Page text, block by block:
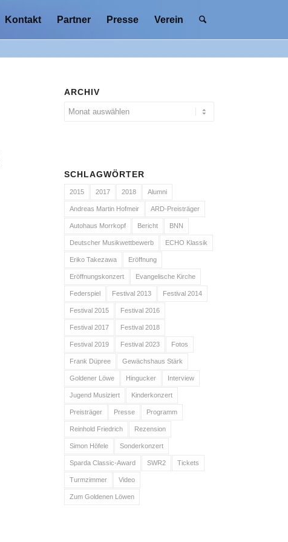
Kontakt Partner Presse Verein
ARCHIV
SCHLAGWÖRTER
2015 2017 2018 Alumni
Andreas Martin Hofmeir ARD-Preisträger
Autohaus Morrkopf Bericht BNN
Deutscher Musikwettbewerb ECHO Klassik
Eriko Takezawa Eröffnung
Eröffnungskonzert Evangelische Kirche
Federspiel Festival 2013 Festival 2014
Festival 2015 Festival 2016
Festival 2017 Festival 2018
Festival 2019 Festival 2023 Fotos
Frank Düpree Gewächshaus Stärk
Goldener Löwe Hingucker Interview
Jugend Musiziert Kinderkonzert
Preisträger Presse Programm
Reinhold Friedrich Rezension
Simon Höfele Sonderkonzert
Sparda Classic-Award SWR2 Tickets
Turmzimmer Video
Zum Goldenen Löwen